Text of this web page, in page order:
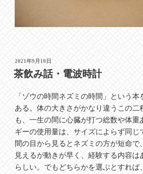
投
稿
日:
2021年9月10日
茶飲み話・電波時計
「ゾウの時間ネズミの時間」という本
ある。体の大きさがかなり違うこの二
も、一生の間に心臓が打つ総数や体重
ギーの使用量は、サイズによらず同じ
間の目から見るとネズミの方が短命で
見えるが動きが早く、経験する内容は
らしい。でもどちらかを選ぶとすれば